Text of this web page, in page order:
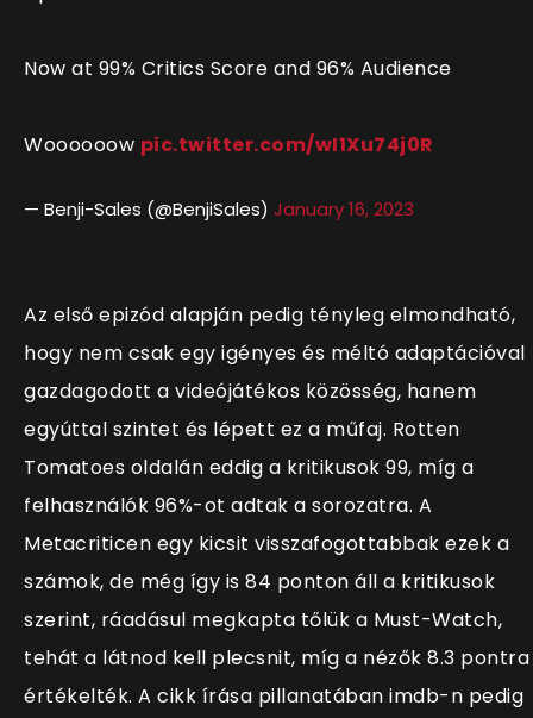
Now at 99% Critics Score and 96% Audience
Woooooow pic.twitter.com/wI1Xu74j0R
— Benji-Sales (@BenjiSales) January 16, 2023
Az első epizód alapján pedig tényleg elmondható,
hogy nem csak egy igényes és méltó adaptációval
gazdagodott a videójátékos közösség, hanem
egyúttal szintet és lépett ez a műfaj. Rotten
Tomatoes oldalán eddig a kritikusok 99, míg a
felhasználók 96%-ot adtak a sorozatra. A
Metacriticen egy kicsit visszafogottabbak ezek a
számok, de még így is 84 ponton áll a kritikusok
szerint, ráadásul megkapta tőlük a Must-Watch,
tehát a látnod kell plecsnit, míg a nézők 8.3 pontra
értékelték. A cikk írása pillanatában imdb-n pedig